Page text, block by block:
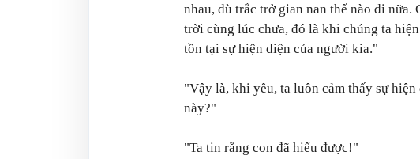
nhau, dù trắc trở gian nan thế nào đi nữa.
trời cùng lúc chưa, đó là khi chúng ta
tồn tại sự hiện diện của người kia."
"Vậy là, khi yêu, ta luôn cảm thấy sự
này?"
"Ta tin rằng con đã hiểu được!"